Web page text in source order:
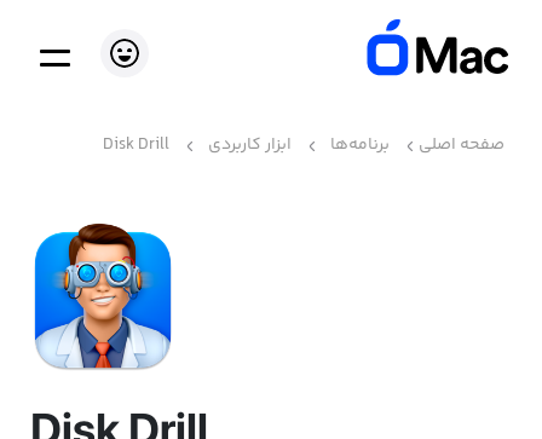
صفحه اصلی برنامه‌ها ابزار کاربردی Disk Drill